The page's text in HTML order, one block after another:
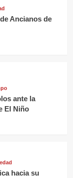
Ancianos de
ante la
El Niño
hacia su